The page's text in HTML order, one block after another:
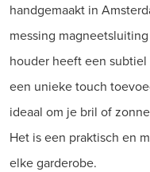
handgemaakt in
messing
houder heeft een
een unieke touch
ideaal om je bril of
Het is een praktisch en
elke garderobe.